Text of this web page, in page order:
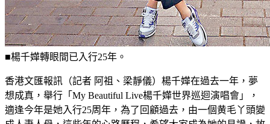
■楊千嬅轉眼間已入行25年。
香港文匯報訊（記者 阿祖、梁靜儀）楊千嬅在過去一年，夢
想成真，舉行「My Beautiful Live楊千嬅世界巡迴演唱會」，
適逢今年是她入行25周年，為了回顧過去，由一個黄毛丫頭變